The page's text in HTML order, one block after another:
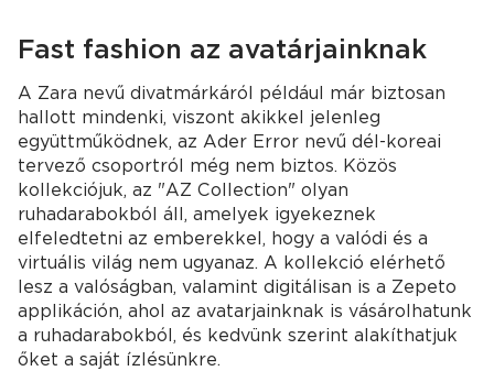
Fast fashion az avatárjainknak
A Zara nevű divatmárkáról például már biztosan
hallott mindenki, viszont akikkel jelenleg
együttműködnek, az Ader Error nevű dél-koreai
tervező csoportról még nem biztos. Közös
kollekciójuk, az "AZ Collection" olyan
ruhadarabokból áll, amelyek igyekeznek
elfeledtetni az emberekkel, hogy a valódi és a
virtuális világ nem ugyanaz. A kollekció elérhető
lesz a valóságban, valamint digitálisan is a Zepeto
applikáción, ahol az avatarjainknak is vásárolhatunk
a ruhadarabokból, és kedvünk szerint alakíthatjuk
őket a saját ízlésünkre.